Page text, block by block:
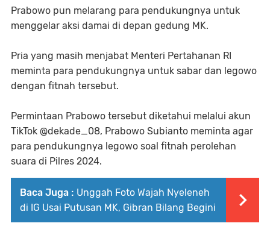
Prabowo pun melarang para pendukungnya untuk
menggelar aksi damai di depan gedung MK.
Pria yang masih menjabat Menteri Pertahanan RI
meminta para pendukungnya untuk sabar dan legowo
dengan fitnah tersebut.
Permintaan Prabowo tersebut diketahui melalui akun
TikTok @dekade_08, Prabowo Subianto meminta agar
para pendukungnya legowo soal fitnah perolehan
suara di Pilres 2024.
Baca Juga : Unggah Foto Wajah Nyeleneh
di IG Usai Putusan MK, Gibran Bilang Begini